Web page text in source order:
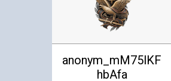
anonym_mM75lKF
hbAfa